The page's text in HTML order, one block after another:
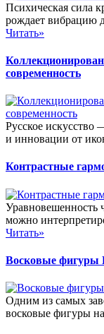
Психическая сила
рождает вибрацию
Читать»
современность
Русское
и инновации от
Контрастные
Уравновешенность
можно
Читать»
Восковые фигуры
Одним из самых
восковые фигуры